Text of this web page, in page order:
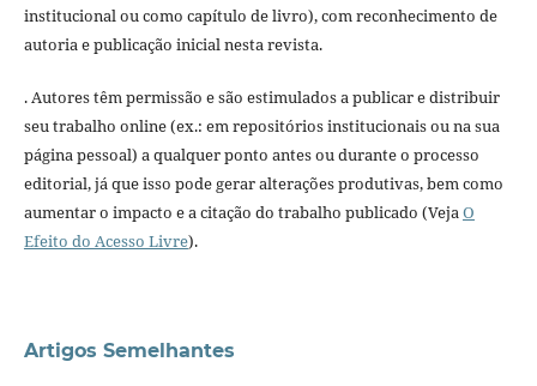
institucional ou como capítulo de livro), com reconhecimento de
autoria e publicação inicial nesta revista.
. Autores têm permissão e são estimulados a publicar e distribuir
seu trabalho online (ex.: em repositórios institucionais ou na sua
página pessoal) a qualquer ponto antes ou durante o processo
editorial, já que isso pode gerar alterações produtivas, bem como
aumentar o impacto e a citação do trabalho publicado (VejaO
Efeito do Acesso Livre).
Artigos Semelhantes